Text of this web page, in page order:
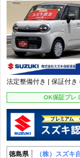
法定整備付き | 保証付
OK保証プレ
徳島県 （株）スズ